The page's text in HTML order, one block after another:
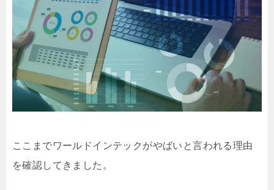
ここまでワールドインテックがやばいと言われる理由
を確認してきました。